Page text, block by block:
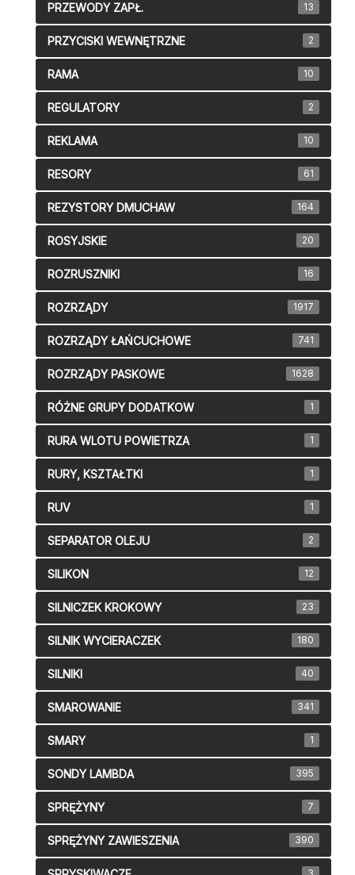
PRZEWODY ZAPŁ. 13
PRZYCISKI WEWNĘTRZNE 2
RAMA 10
REGULATORY 2
REKLAMA 10
RESORY 61
REZYSTORY DMUCHAW 164
ROSYJSKIE 20
ROZRUSZNIKI 16
ROZRZĄDY 1917
ROZRZĄDY ŁAŃCUCHOWE 741
ROZRZĄDY PASKOWE 1628
RÓŻNE GRUPY DODATKOW 1
RURA WLOTU POWIETRZA 1
RURY, KSZTAŁTKI 1
RUV 1
SEPARATOR OLEJU 2
SILIKON 12
SILNICZEK KROKOWY 23
SILNIK WYCIERACZEK 180
SILNIKI 40
SMAROWANIE 341
SMARY 1
SONDY LAMBDA 395
SPRĘŻYNY 7
SPRĘŻYNY ZAWIESZENIA 390